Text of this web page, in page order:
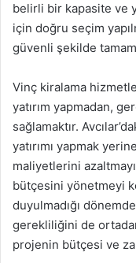
belirli bir kapasite ve
için doğru seçim
güvenli şekilde
Vinç kiralama
yatırım yapmadan,
sağlamaktır.
yatırımı yapmak
maliyetlerini
bütçesini yönetmeyi
duyulmadığı
gerekliliğini de
projenin bütçesi ve